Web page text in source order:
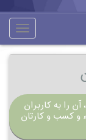
را به کاربران
و کسب و کارتان